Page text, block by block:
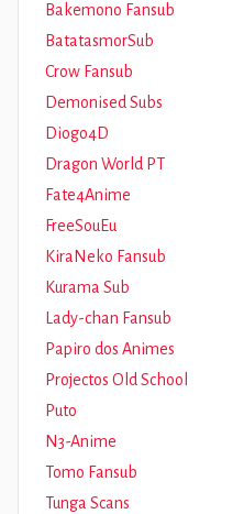
Bakemono Fansub
BatatasmorSub
Crow Fansub
Demonised Subs
Diogo4D
Dragon World PT
Fate4Anime
FreeSouEu
KiraNeko Fansub
Kurama Sub
Lady-chan Fansub
Papiro dos Animes
Projectos Old School
Puto
N3-Anime
Tomo Fansub
Tunga Scans